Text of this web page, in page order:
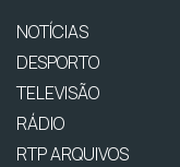
NOTÍCIAS
DESPORTO
TELEVISÃO
RÁDIO
RTP ARQUIVOS